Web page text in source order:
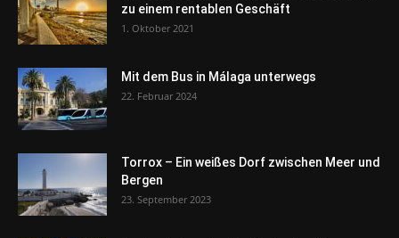
zu einem rentablen Geschäft
1. Oktober 2021
Mit dem Bus in Málaga unterwegs
22. Februar 2024
Torrox – Ein weißes Dorf zwischen Meer und
Bergen
23. September 2023